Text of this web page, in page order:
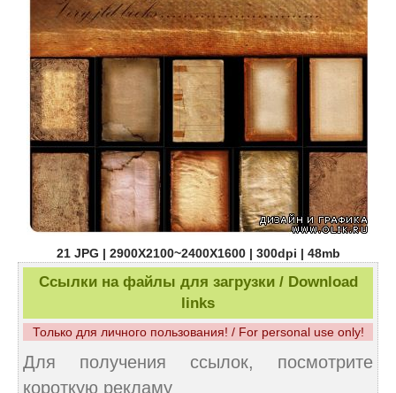
21 JPG | 2900X2100~2400X1600 | 300dpi | 48mb
Ссылки на файлы для загрузки / Download
links
Только для личного пользования! / For personal use only!
Для получения ссылок, посмотрите
короткую рекламу